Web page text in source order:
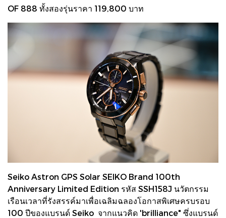
OF 888 ทั้งสองรุ่นราคา 119,800 บาท
Seiko Astron GPS Solar SEIKO Brand 100th
Anniversary Limited Edition รหัส SSH158J นวัตกรรม
เรือนเวลาที่รังสรรค์มาเพื่อเฉลิมฉลองโอกาสพิเศษครบรอบ
100 ปีของแบรนด์ Seiko จากแนวคิด 'brilliance" ซึ่งแบรนด์